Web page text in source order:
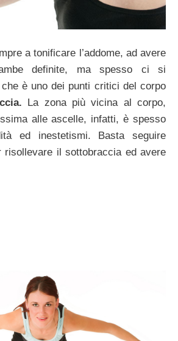
a tonificare l’addome, ad avere
definite, ma spesso ci si
è uno dei punti critici del corpo
La zona più vicina al corpo,
alle ascelle, infatti, è spesso
ed inestetismi. Basta seguire
risollevare il sottobraccia ed avere